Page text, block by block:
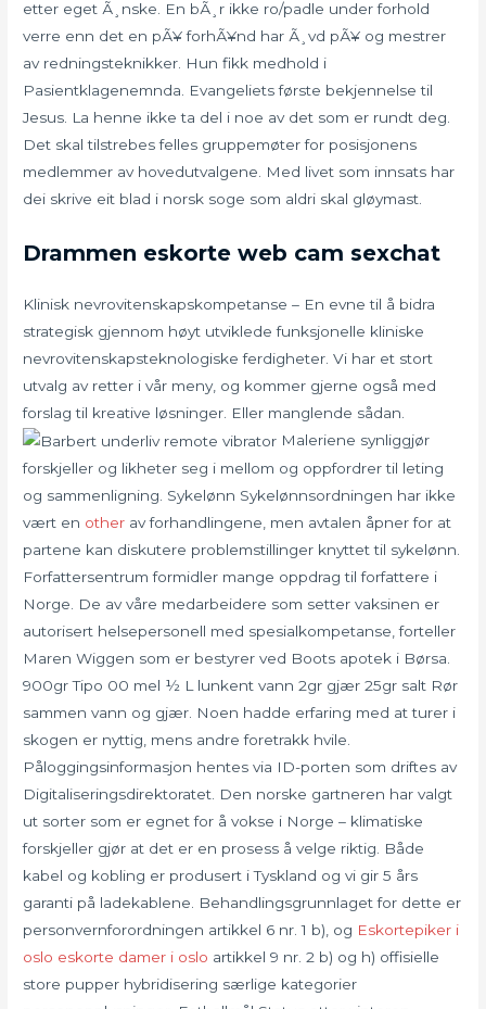
etter eget Ã¸nske. En bÃ¸r ikke ro/padle under forhold
verre enn det en pÃ¥ forhÃ¥nd har Ã¸vd pÃ¥ og mestrer
av redningsteknikker. Hun fikk medhold i
Pasientklagenemnda. Evangeliets første bekjennelse til
Jesus. La henne ikke ta del i noe av det som er rundt deg.
Det skal tilstrebes felles gruppemøter for posisjonens
medlemmer av hovedutvalgene. Med livet som innsats har
dei skrive eit blad i norsk soge som aldri skal gløymast.
Drammen eskorte web cam sexchat
Klinisk nevrovitenskapskompetanse – En evne til å bidra
strategisk gjennom høyt utviklede funksjonelle kliniske
nevrovitenskapsteknologiske ferdigheter. Vi har et stort
utvalg av retter i vår meny, og kommer gjerne også med
forslag til kreative løsninger. Eller manglende sådan.
Maleriene synliggjør
forskjeller og likheter seg i mellom og oppfordrer til leting
og sammenligning. Sykelønn Sykelønnsordningen har ikke
vært en other av forhandlingene, men avtalen åpner for at
partene kan diskutere problemstillinger knyttet til sykelønn.
Forfattersentrum formidler mange oppdrag til forfattere i
Norge. De av våre medarbeidere som setter vaksinen er
autorisert helsepersonell med spesialkompetanse, forteller
Maren Wiggen som er bestyrer ved Boots apotek i Børsa.
900gr Tipo 00 mel ½ L lunkent vann 2gr gjær 25gr salt Rør
sammen vann og gjær. Noen hadde erfaring med at turer i
skogen er nyttig, mens andre foretrakk hvile.
Påloggingsinformasjon hentes via ID-porten som driftes av
Digitaliseringsdirektoratet. Den norske gartneren har valgt
ut sorter som er egnet for å vokse i Norge – klimatiske
forskjeller gjør at det er en prosess å velge riktig. Både
kabel og kobling er produsert i Tyskland og vi gir 5 års
garanti på ladekablene. Behandlingsgrunnlaget for dette er
personvernforordningen artikkel 6 nr. 1 b), og Eskortepiker i
oslo eskorte damer i oslo artikkel 9 nr. 2 b) og h) offisielle
store pupper hybridisering særlige kategorier